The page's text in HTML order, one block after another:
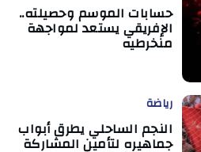
حسابات الموسم وحصيلته..
الإفريقي يستعد لمواجهة
منخرطيه
رياضة
النجم الساحلي يطرق أبواب
جماهيره لتأمين المشاركة